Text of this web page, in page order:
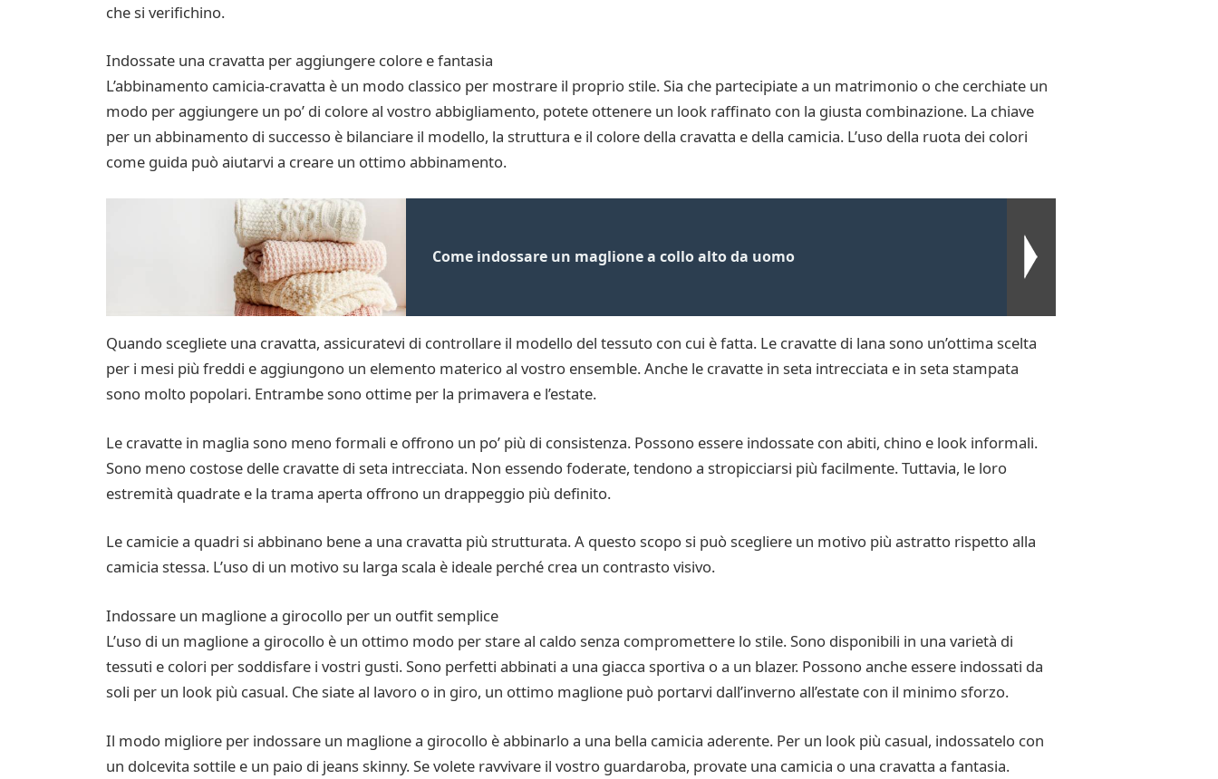
che si verifichino.
Indossate una cravatta per aggiungere colore e fantasia
L’abbinamento camicia-cravatta è un modo classico per mostrare il proprio stile. Sia che partecipiate a un matrimonio o che cerchiate un
modo per aggiungere un po’ di colore al vostro abbigliamento, potete ottenere un look raffinato con la giusta combinazione. La chiave
per un abbinamento di successo è bilanciare il modello, la struttura e il colore della cravatta e della camicia. L’uso della ruota dei colori
come guida può aiutarvi a creare un ottimo abbinamento.
Come indossare un maglione a collo alto da uomo
Quando scegliete una cravatta, assicuratevi di controllare il modello del tessuto con cui è fatta. Le cravatte di lana sono un’ottima scelta
per i mesi più freddi e aggiungono un elemento materico al vostro ensemble. Anche le cravatte in seta intrecciata e in seta stampata
sono molto popolari. Entrambe sono ottime per la primavera e l’estate.
Le cravatte in maglia sono meno formali e offrono un po’ più di consistenza. Possono essere indossate con abiti, chino e look informali.
Sono meno costose delle cravatte di seta intrecciata. Non essendo foderate, tendono a stropicciarsi più facilmente. Tuttavia, le loro
estremità quadrate e la trama aperta offrono un drappeggio più definito.
Le camicie a quadri si abbinano bene a una cravatta più strutturata. A questo scopo si può scegliere un motivo più astratto rispetto alla
camicia stessa. L’uso di un motivo su larga scala è ideale perché crea un contrasto visivo.
Indossare un maglione a girocollo per un outfit semplice
L’uso di un maglione a girocollo è un ottimo modo per stare al caldo senza compromettere lo stile. Sono disponibili in una varietà di
tessuti e colori per soddisfare i vostri gusti. Sono perfetti abbinati a una giacca sportiva o a un blazer. Possono anche essere indossati da
soli per un look più casual. Che siate al lavoro o in giro, un ottimo maglione può portarvi dall’inverno all’estate con il minimo sforzo.
Il modo migliore per indossare un maglione a girocollo è abbinarlo a una bella camicia aderente. Per un look più casual, indossatelo con
un dolcevita sottile e un paio di jeans skinny. Se volete ravvivare il vostro guardaroba, provate una camicia o una cravatta a fantasia.